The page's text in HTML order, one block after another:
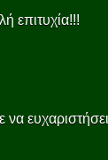
επιτυχία!!!